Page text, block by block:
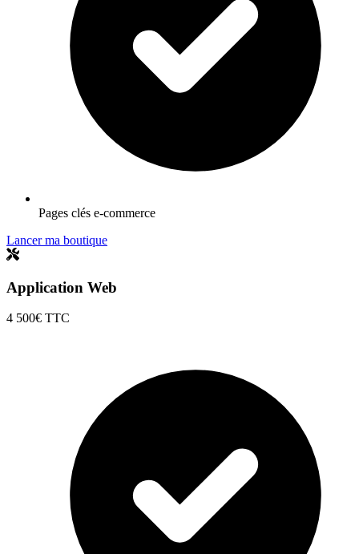
Pages clés e-commerce
Lancer ma boutique
Application Web
4 500€ TTC